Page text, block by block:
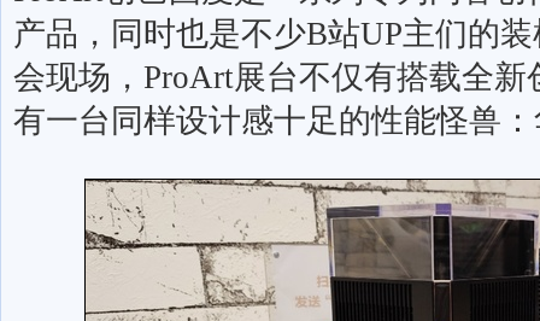
产品，同时也是不少B站UP主们的
会现场， ProArt展台不仅有搭载全
有一台同样设计感十足的性能怪兽